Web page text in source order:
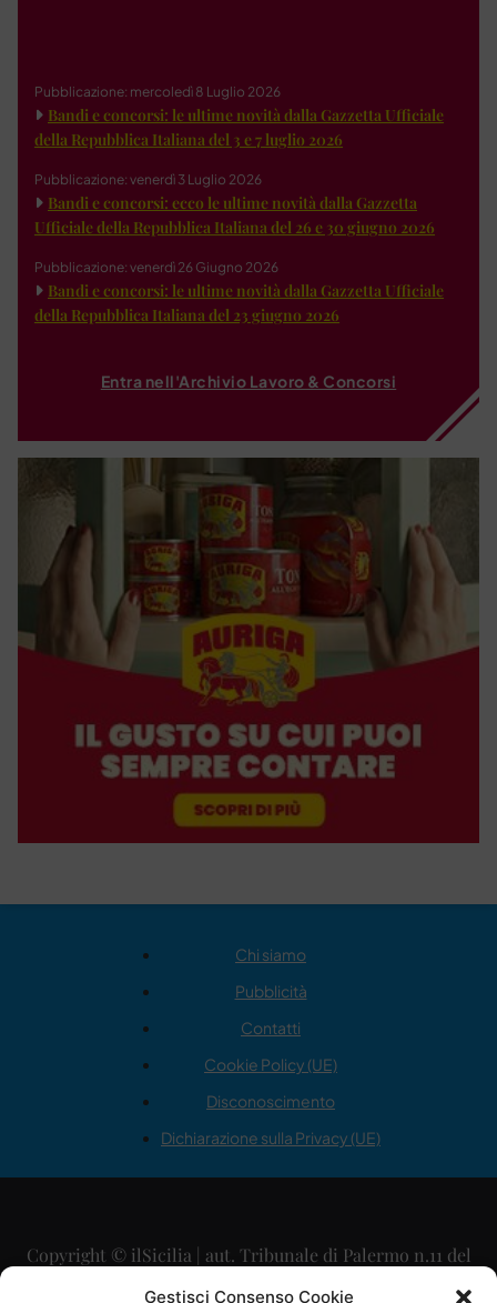
Gestisci Consenso Cookie
Pubblicazione: mercoledì 8 Luglio 2026
Bandi e concorsi: le ultime novità dalla Gazzetta Ufficiale
della Repubblica Italiana del 3 e 7 luglio 2026
Pubblicazione: venerdì 3 Luglio 2026
Bandi e concorsi: ecco le ultime novità dalla Gazzetta
Ufficiale della Repubblica Italiana del 26 e 30 giugno 2026
Pubblicazione: venerdì 26 Giugno 2026
Bandi e concorsi: le ultime novità dalla Gazzetta Ufficiale
della Repubblica Italiana del 23 giugno 2026
Entra nell'Archivio Lavoro & Concorsi
Chi siamo
Pubblicità
Contatti
Cookie Policy (UE)
Disconoscimento
Dichiarazione sulla Privacy (UE)
Copyright © ilSicilia | aut. Tribunale di Palermo n.11 del
29/09/2015